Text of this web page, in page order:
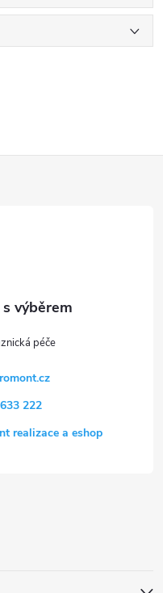
222
realizace a eshop